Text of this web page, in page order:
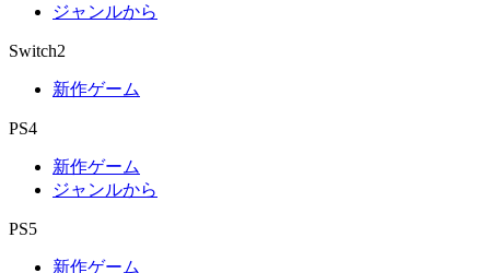
ジャンルから
Switch2
新作ゲーム
PS4
新作ゲーム
ジャンルから
PS5
新作ゲーム